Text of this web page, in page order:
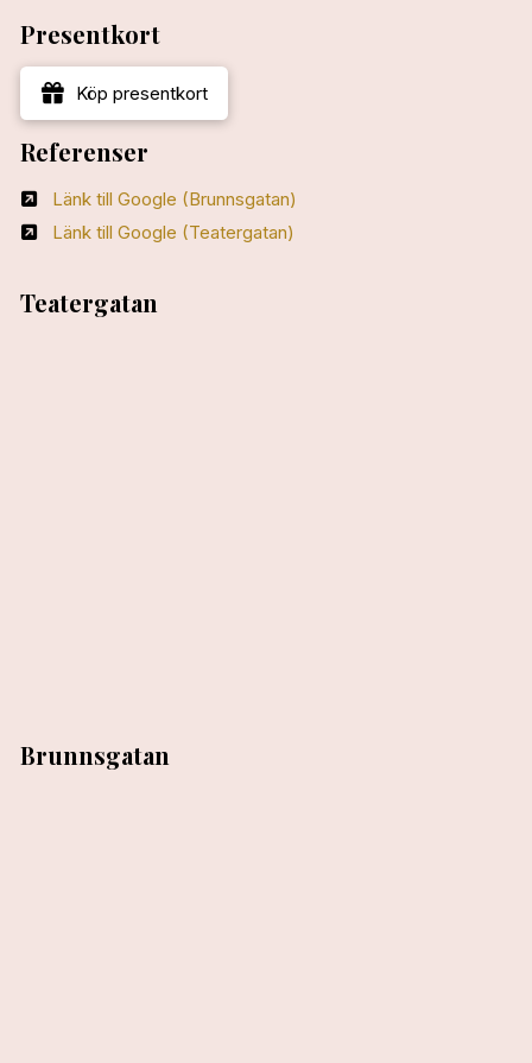
Presentkort
Köp presentkort
Referenser
Länk till Google (Brunnsgatan)
Länk till Google (Teatergatan)
Teatergatan
Brunnsgatan